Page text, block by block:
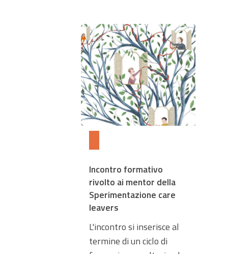
Incontro formativo
rivolto ai mentor della
Sperimentazione care
leavers
L'incontro si inserisce al
termine di un ciclo di